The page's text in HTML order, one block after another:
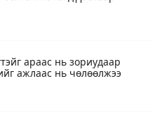
араас нь зориудаар
ажлаас нь чөлөөлжээ